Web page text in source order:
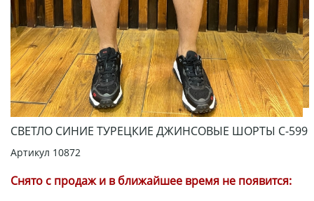
СВЕТЛО СИНИЕ ТУРЕЦКИЕ ДЖИНСОВЫЕ ШОРТЫ С-599
Артикул 10872
Снято с продаж и в ближайшее время не появится: